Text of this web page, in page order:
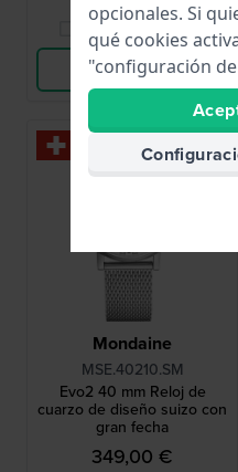
Comparar Relojes
Ver Producto
Mondaine
MSE.40210.SM
Evo2 40 mm Reloj de
cuarzo de diseño suizo con
gran fecha
349,00 €
opcionales. Si
qué cookies
"configuración